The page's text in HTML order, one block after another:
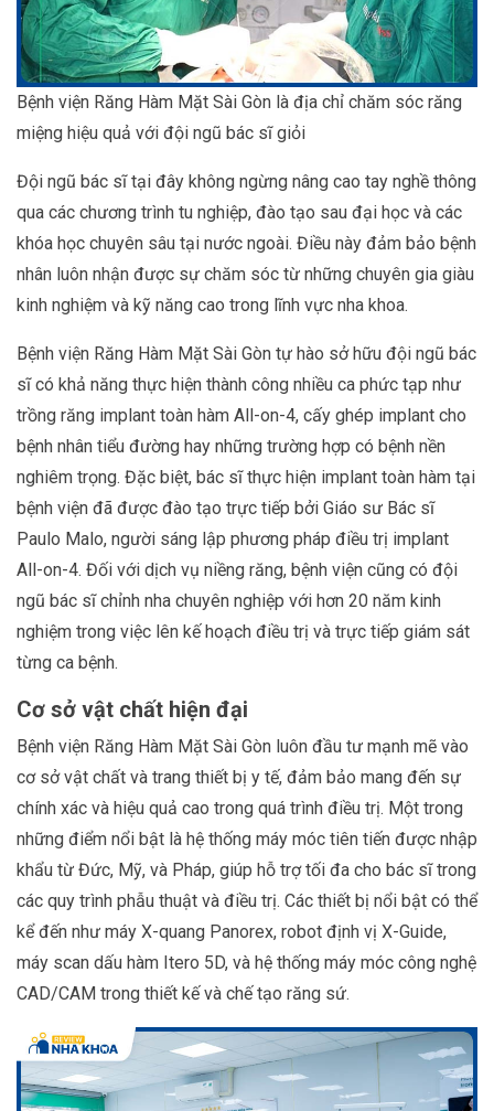
Bệnh viện Răng Hàm Mặt Sài Gòn là địa chỉ chăm sóc răng
miệng hiệu quả với đội ngũ bác sĩ giỏi
Đội ngũ bác sĩ tại đây không ngừng nâng cao tay nghề thông
qua các chương trình tu nghiệp, đào tạo sau đại học và các
khóa học chuyên sâu tại nước ngoài. Điều này đảm bảo bệnh
nhân luôn nhận được sự chăm sóc từ những chuyên gia giàu
kinh nghiệm và kỹ năng cao trong lĩnh vực nha khoa.
Bệnh viện Răng Hàm Mặt Sài Gòn tự hào sở hữu đội ngũ bác
sĩ có khả năng thực hiện thành công nhiều ca phức tạp như
trồng răng implant toàn hàm All-on-4, cấy ghép implant cho
bệnh nhân tiểu đường hay những trường hợp có bệnh nền
nghiêm trọng. Đặc biệt, bác sĩ thực hiện implant toàn hàm tại
bệnh viện đã được đào tạo trực tiếp bởi Giáo sư Bác sĩ
Paulo Malo, người sáng lập phương pháp điều trị implant
All-on-4. Đối với dịch vụ niềng răng, bệnh viện cũng có đội
ngũ bác sĩ chỉnh nha chuyên nghiệp với hơn 20 năm kinh
nghiệm trong việc lên kế hoạch điều trị và trực tiếp giám sát
từng ca bệnh.
Cơ sở vật chất hiện đại
Bệnh viện Răng Hàm Mặt Sài Gòn luôn đầu tư mạnh mẽ vào
cơ sở vật chất và trang thiết bị y tế, đảm bảo mang đến sự
chính xác và hiệu quả cao trong quá trình điều trị. Một trong
những điểm nổi bật là hệ thống máy móc tiên tiến được nhập
khẩu từ Đức, Mỹ, và Pháp, giúp hỗ trợ tối đa cho bác sĩ trong
các quy trình phẫu thuật và điều trị. Các thiết bị nổi bật có thể
kể đến như máy X-quang Panorex, robot định vị X-Guide,
máy scan dấu hàm Itero 5D, và hệ thống máy móc công nghệ
CAD/CAM trong thiết kế và chế tạo răng sứ.